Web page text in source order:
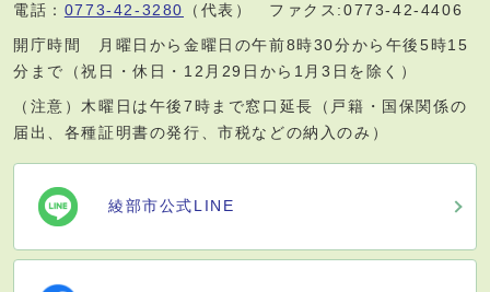
電話： 0773-42-3280 （代表） ファクス:0773-42-4406
開庁時間 月曜日から金曜日の午前8時30分から午後5時15
分まで（祝日・休日・12月29日から1月3日を除く）
（注意）木曜日は午後7時まで窓口延長（戸籍・国保関係の
届出、各種証明書の発行、市税などの納入のみ）
綾部市公式LINE